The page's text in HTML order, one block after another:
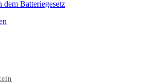
Batteriegesetz